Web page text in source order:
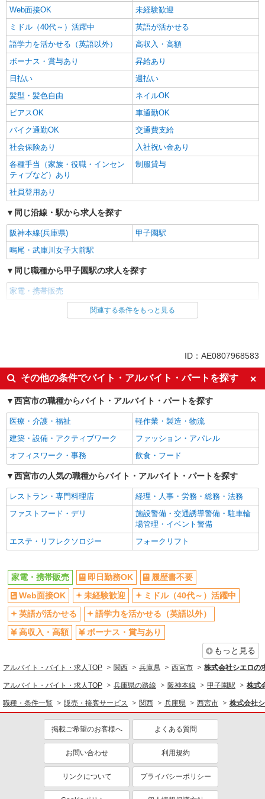
Web面接OK
未経験歓迎
ミドル（40代～）活躍中
英語が活かせる
語学力を活かせる（英語以外）
高収入・高額
ボーナス・賞与あり
昇給あり
日払い
週払い
髪型・髪色自由
ネイルOK
ピアスOK
車通勤OK
バイク通勤OK
交通費支給
社会保険あり
入社祝い金あり
各種手当（家族・役職・インセン
ティブなど）あり
制服貸与
社員登用あり
同じ沿線・駅から求人を探す
阪神本線(兵庫県)
甲子園駅
鳴尾・武庫川女子大前駅
同じ職種から甲子園駅の求人を探す
家電・携帯販売
同じ雇用形態から甲子園駅の求人を探す
即日勤務OK
履歴書不要
Web面接OK
未経験歓迎
ミドル（40代～）活躍中
英語が活かせる
語学力を活かせる（英語以外）
高収入・高額
ボーナス・賞与あり
昇給あり
日払い
週払い
髪型・髪色自由
ネイルOK
ピアスOK
車通勤OK
バイク通勤OK
交通費支給
入社祝い金あり
各種手当（家族・役職・インセン
制服貸与
社員登用あり
同じ職種から求人を探す
販売・接客サービス
家電・携帯販売
未経験歓迎
ミドル（40代～）活躍中
英語が活かせる
ボーナス・賞与あり
日払い
車通勤OK
社員登用あり
関連する条件をもっと見る
ID：AE0807968583
その他の条件でバイト・アルバイト・パートを探す
西宮市の職種からバイト・アルバイト・パートを探す
医療・介護・福祉
軽作業・製造・物流
建築・設備・アクティブワーク
ファッション・アパレル
オフィスワーク・事務
飲食・フード
西宮市の人気の職種からバイト・アルバイト・パートを探す
レストラン・専門料理店
経理・人事・労務・総務・法務
ファストフード・デリ
施設警備・交通誘導警備・駐車輪
場管理・イベント警備
エステ・リフレクソロジー
フォークリフト
家電・携帯販売 即日勤務OK
履歴書不要
Web面接OK
未経験歓迎
ミドル（40代～）活躍中
英語が活かせる
語学力を活かせる（英語以外）
高収入・高額
ボーナス・賞与あり
もっと見る
アルバイト・バイト・求人TOP 関西 兵庫県 西宮市 株式会社シエロの
アルバイト・バイト・求人TOP 兵庫県の路線 阪神本線 甲子園駅 株式
職種・条件一覧 販売・接客サービス 関西 兵庫県 西宮市 株式会社
掲載ご希望のお客様へ よくある質問
お問い合わせ 利用規約
リンクについて プライバシーポリシー